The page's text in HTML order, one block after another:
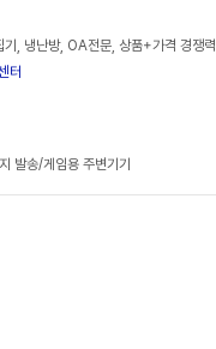
기, 냉난방, OA전문, 상품+가격 경쟁력
터
발송/게임용 주변기기